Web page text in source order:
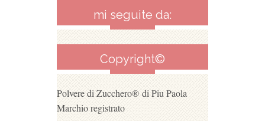
mi seguite da:
Copyright©
Polvere di Zucchero® di Piu Paola
Marchio registrato